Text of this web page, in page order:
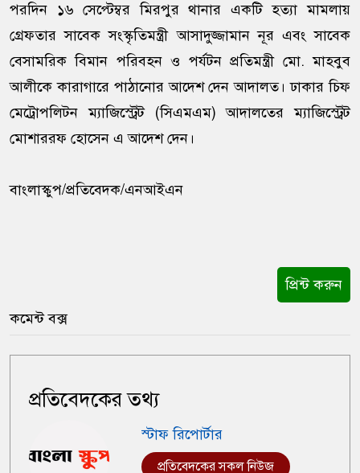
পরদিন ১৬ সেপ্টেম্বর মিরপুর থানার একটি হত্যা মামলায়
গ্রেফতার সাবেক সংস্কৃতিমন্ত্রী আসাদুজ্জামান নূর এবং সাবেক
বেসামরিক বিমান পরিবহন ও পর্যটন প্রতিমন্ত্রী মো. মাহবুব
আলীকে কারাগারে পাঠানোর আদেশ দেন আদালত। ঢাকার চিফ
মেট্রোপলিটন ম্যাজিস্ট্রেট (সিএমএম) আদালতের ম্যাজিস্ট্রেট
মোশাররফ হোসেন এ আদেশ দেন।
বাংলাস্কুপ/প্রতিবেদক/এনআইএন
প্রিন্ট করুন
কমেন্ট বক্স
প্রতিবেদকের তথ্য
স্টাফ রিপোর্টার
প্রতিবেদকের সকল নিউজ